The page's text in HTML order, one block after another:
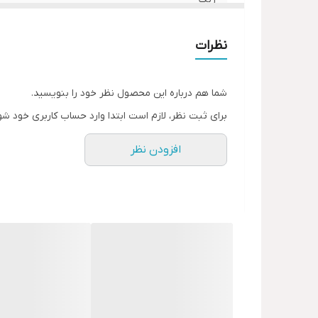
نظرات
شما هم درباره این محصول نظر خود را بنویسید.
برای ثبت نظر، لازم است ابتدا وارد حساب کاربری خود
افزودن نظر